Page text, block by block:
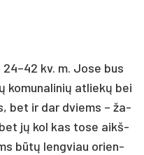
kv. m. Jo­se bus
ko­mu­na­li­nių at­lie­kų bei
bet ir dar dviems – ža­
jų kol kas to­se aikš­
bū­tų leng­viau orien­